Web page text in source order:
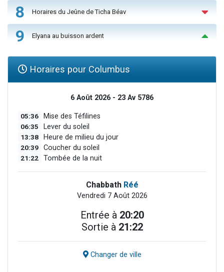
8 Horaires du Jeûne de Ticha Béav
9 Elyana au buisson ardent
Horaires pour Columbus
6 Août 2026 - 23 Av 5786
05:36 Mise des Téfilines
06:35 Lever du soleil
13:38 Heure de milieu du jour
20:39 Coucher du soleil
21:22 Tombée de la nuit
Chabbath Réé
Vendredi 7 Août 2026
Entrée à 20:20
Sortie à 21:22
Changer de ville